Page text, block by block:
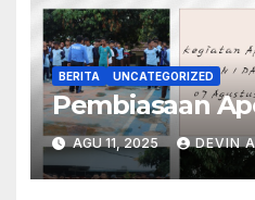
BERITA UNCATEGORIZED
Pembiasaan
AGU 11, 2025 DEVIN